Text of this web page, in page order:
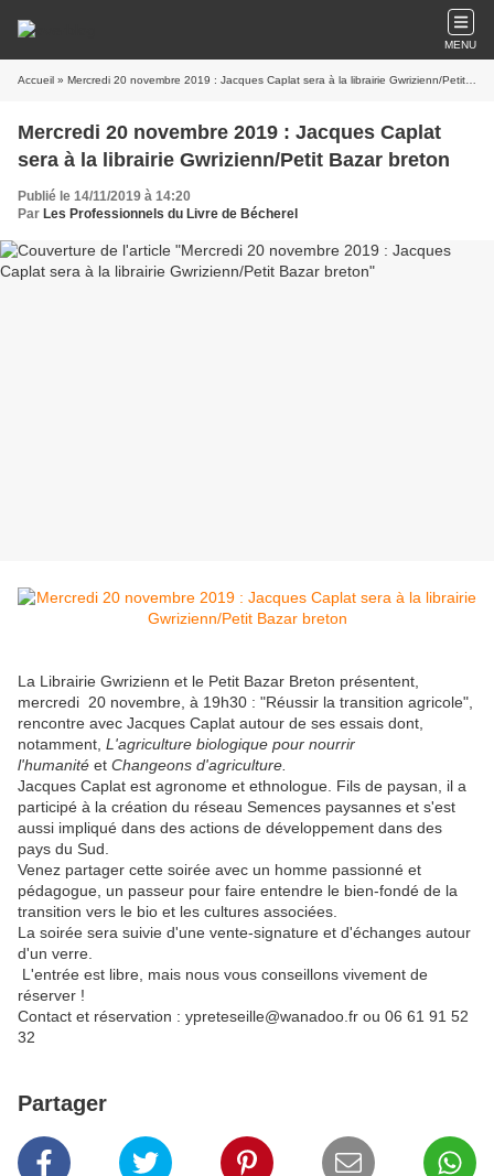
MENU
Accueil » Mercredi 20 novembre 2019 : Jacques Caplat sera à la librairie Gwrizienn/Petit Bazar breton
Mercredi 20 novembre 2019 : Jacques Caplat
sera à la librairie Gwrizienn/Petit Bazar breton
Publié le 14/11/2019 à 14:20
Par Les Professionnels du Livre de Bécherel
La Librairie Gwrizienn et le Petit Bazar Breton présentent,
mercredi 20 novembre, à 19h30 : "Réussir la transition agricole",
rencontre avec Jacques Caplat autour de ses essais dont,
notamment, L'agriculture biologique pour nourrir
l'humanité et Changeons d'agriculture.
Jacques Caplat est agronome et ethnologue. Fils de paysan, il a
participé à la création du réseau Semences paysannes et s'est
aussi impliqué dans des actions de développement dans des
pays du Sud.
Venez partager cette soirée avec un homme passionné et
pédagogue, un passeur pour faire entendre le bien-fondé de la
transition vers le bio et les cultures associées.
La soirée sera suivie d'une vente-signature et d'échanges autour
d'un verre.
L'entrée est libre, mais nous vous conseillons vivement de
réserver !
Contact et réservation : ypreteseille@wanadoo.fr ou 06 61 91 52
32
Partager